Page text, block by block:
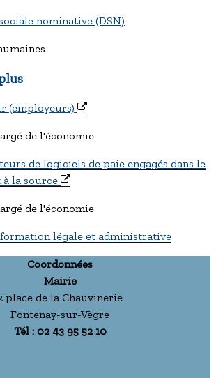
nominative (DSN)
(employeurs)
de l'économie
de logiciels de paie engagés dans le
la source
de l'économie
légale et administrative
Coordonnées
Mairie
place de la Chauvinerie
Fontenay-sur-Vègre
Tél : 02 43 95 52 10